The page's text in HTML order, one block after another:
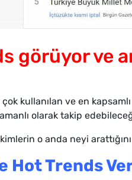
görüyor ve
kullanılan ve en
olarak takip
o anda neyi
Hot Trends